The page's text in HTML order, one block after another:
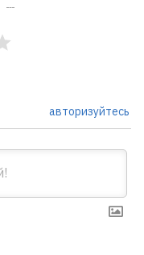
авторизуйтесь